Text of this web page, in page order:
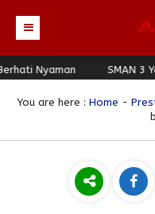
Beranda
Profil
Struktur Organisasi
Guru & Karyawan
Nyaman SMAN 3
You are here : Home -